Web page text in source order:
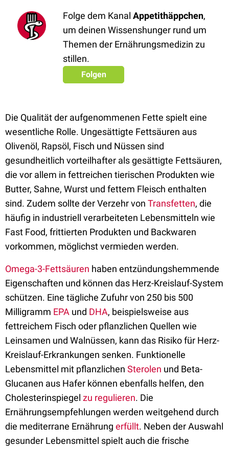
Folge dem Kanal Appetithäppchen,
um deinen Wissenshunger rund um
Themen der Ernährungsmedizin zu
stillen.
Folgen
Die Qualität der aufgenommenen Fette spielt eine
wesentliche Rolle. Ungesättigte Fettsäuren aus
Olivenöl, Rapsöl, Fisch und Nüssen sind
gesundheitlich vorteilhafter als gesättigte Fettsäuren,
die vor allem in fettreichen tierischen Produkten wie
Butter, Sahne, Wurst und fettem Fleisch enthalten
sind. Zudem sollte der Verzehr von Transfetten, die
häufig in industriell verarbeiteten Lebensmitteln wie
Fast Food, frittierten Produkten und Backwaren
vorkommen, möglichst vermieden werden.
Omega-3-Fettsäuren haben entzündungshemmende
Eigenschaften und können das Herz-Kreislauf-System
schützen. Eine tägliche Zufuhr von 250 bis 500
Milligramm EPA und DHA, beispielsweise aus
fettreichem Fisch oder pflanzlichen Quellen wie
Leinsamen und Walnüssen, kann das Risiko für Herz-
Kreislauf-Erkrankungen senken. Funktionelle
Lebensmittel mit pflanzlichen Sterolen und Beta-
Glucanen aus Hafer können ebenfalls helfen, den
Cholesterinspiegel zu regulieren. Die
Ernährungsempfehlungen werden weitgehend durch
die mediterrane Ernährung erfüllt. Neben der Auswahl
gesunder Lebensmittel spielt auch die frische